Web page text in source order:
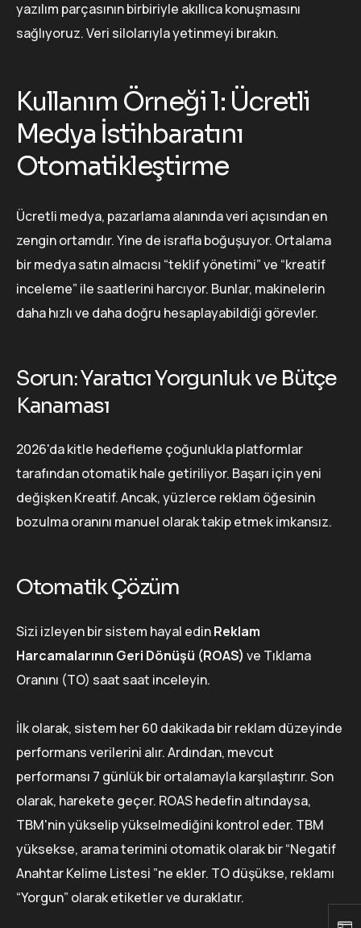
yazılım parçasının birbiriyle akıllıca konuşmasını
sağlıyoruz. Veri silolarıyla yetinmeyi bırakın.
Kullanım Örneği 1: Ücretli
Medya İstihbaratını
Otomatikleştirme
Ücretli medya, pazarlama alanında veri açısından en
zengin ortamdır. Yine de israfla boğuşuyor. Ortalama
bir medya satın almacısı “teklif yönetimi” ve “kreatif
inceleme” ile saatlerini harcıyor. Bunlar, makinelerin
daha hızlı ve daha doğru hesaplayabildiği görevler.
Sorun: Yaratıcı Yorgunluk ve Bütçe
Kanaması
2026'da kitle hedefleme çoğunlukla platformlar
tarafından otomatik hale getiriliyor. Başarı için yeni
değişken Kreatif. Ancak, yüzlerce reklam öğesinin
bozulma oranını manuel olarak takip etmek imkansız.
Otomatik Çözüm
Sizi izleyen bir sistem hayal edinReklam
Harcamalarının Geri Dönüşü (ROAS) ve Tıklama
Oranını (TO) saat saat inceleyin.
İlk olarak, sistem her 60 dakikada bir reklam düzeyinde
performans verilerini alır. Ardından, mevcut
performansı 7 günlük bir ortalamayla karşılaştırır. Son
olarak, harekete geçer. ROAS hedefin altındaysa,
TBM'nin yükselip yükselmediğini kontrol eder. TBM
yüksekse, arama terimini otomatik olarak bir “Negatif
Anahtar Kelime Listesi ”ne ekler. TO düşükse, reklamı
“Yorgun” olarak etiketler ve duraklatır.